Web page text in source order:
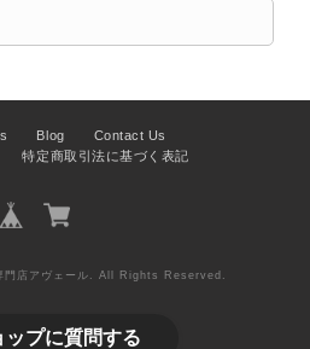
Blog
Contact Us
特定商取引法に基づく表記
門店アヴェール. All Rights Reserved.
ップに質問する